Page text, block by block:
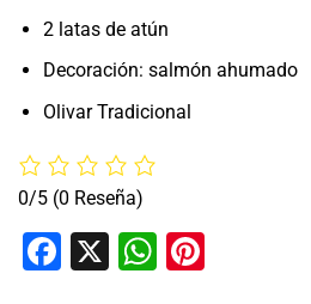
2 latas de atún
Decoración: salmón ahumado
Olivar Tradicional
0/5 (0 Reseña)
Facebook
X WhatsApp